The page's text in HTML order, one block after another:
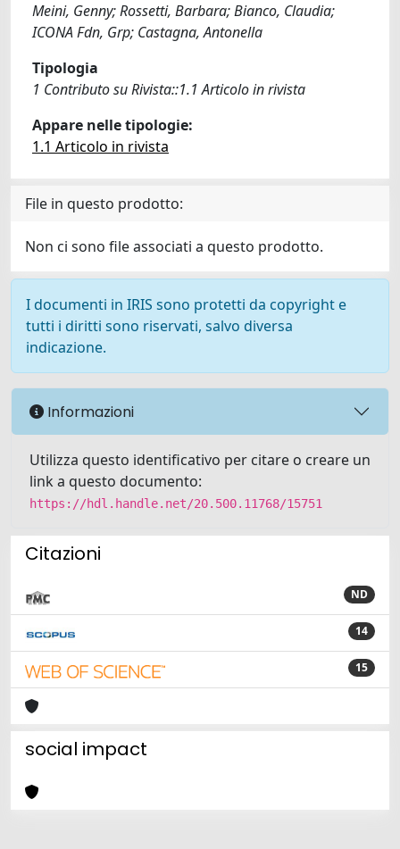
Meini, Genny; Rossetti, Barbara; Bianco, Claudia;
ICONA Fdn, Grp; Castagna, Antonella
Tipologia
1 Contributo su Rivista::1.1 Articolo in rivista
Appare nelle tipologie:
1.1 Articolo in rivista
File in questo prodotto:
Non ci sono file associati a questo prodotto.
I documenti in IRIS sono protetti da copyright e
tutti i diritti sono riservati, salvo diversa
indicazione.
Informazioni
Utilizza questo identificativo per citare o creare un
link a questo documento:
https://hdl.handle.net/20.500.11768/15751
Citazioni
ND
14
15
social impact